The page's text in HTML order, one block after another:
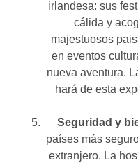
irlandesa: sus
cálida y
majestuosos
en eventos
nueva aventura.
hará de esta
Seguridad y
países más
extranjero. La